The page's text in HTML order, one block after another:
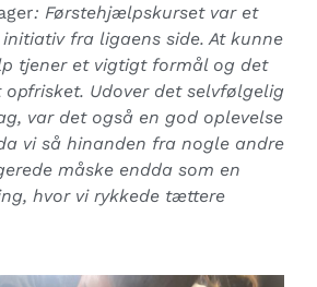
: Førstehjælpskurset var et
fra ligaens side. At kunne
tjener et vigtigt formål og det
Udover det selvfølgelig
var det også en god oplevelse
vi så hinanden fra nogle andre
måske endda som en
hvor vi rykkede tættere